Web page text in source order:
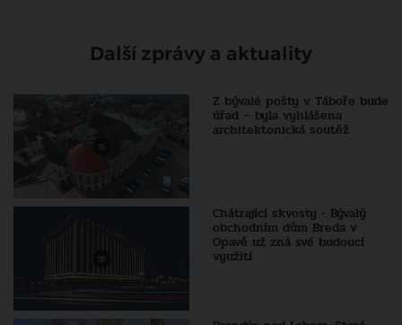
Další zprávy a aktuality
Z bývalé pošty v Táboře bude
úřad – byla vyhlášena
architektonická soutěž
Chátrající skvosty - Bývalý
obchodním dům Breda v
Opavě už zná své budoucí
využití